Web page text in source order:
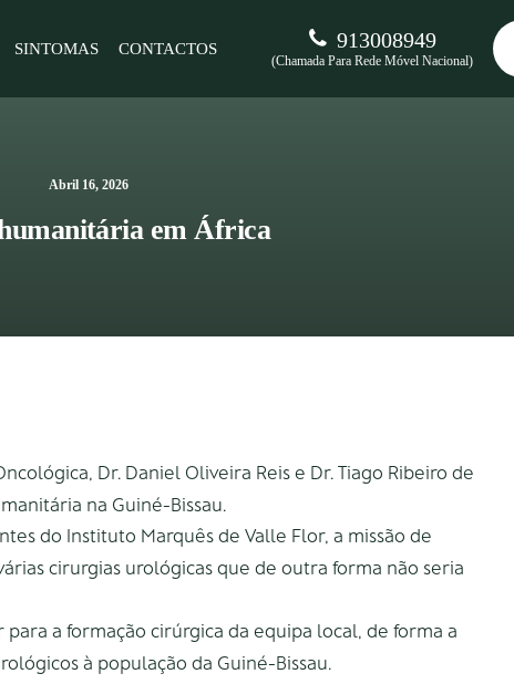
SINTOMAS CONTACTOS 913008949
(Chamada Para Rede Móvel Nacional)
Abril 16, 2026
em África
Dr. Daniel Oliveira Reis e Dr. Tiago Ribeiro de
na Guiné-Bissau.
do Instituto Marquês de Valle Flor, a missão de
cirurgias urológicas que de outra forma não seria
a formação cirúrgica da equipa local, de forma a
à população da Guiné-Bissau.